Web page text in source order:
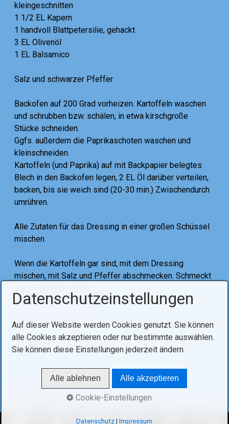
kleingeschnitten
1 1/2 EL Kapern
1 handvoll Blattpetersilie, gehackt
3 EL Olivenöl
1 EL Balsamico
Salz und schwarzer Pfeffer
Backofen auf 200 Grad vorheizen. Kartoffeln waschen
und schrubben bzw. schälen, in etwa kirschgroße
Stücke schneiden.
Ggfs. außerdem die Paprikaschoten waschen und
kleinschneiden.
Kartoffeln (und Paprika) auf mit Backpapier belegtes
Blech in den Backofen legen, 2 EL Öl darüber verteilen,
backen, bis sie weich sind (20-30 min.) Zwischendurch
umrühren.
Alle Zutaten für das Dressing in einer großen Schüssel
mischen.
Wenn die Kartoffeln gar sind, mit dem Dressing
mischen, mit Salz und Pfeffer abschmecken. Schmeckt
© 2021 Ohel Hachidusch V07-03_2026
Datenschutzeinstellungen
Auf dieser Website werden Cookies genutzt. Sie können
alle Cookies akzeptieren oder nur bestimmte auswählen.
Sie können diese Einstellungen jederzeit ändern.
Alle ablehnen Alle akzeptieren
Cookie-Einstellungen
Datenschutz |Impressum